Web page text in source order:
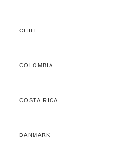
CHILE
COLOMBIA
COSTA RICA
DANMARK